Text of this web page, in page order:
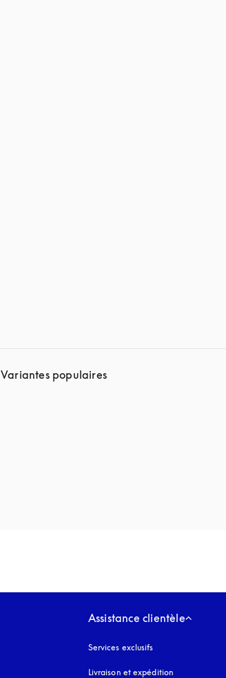
Variantes populaires
Assistance clientèle
Services exclusifs
Livraison et expédition